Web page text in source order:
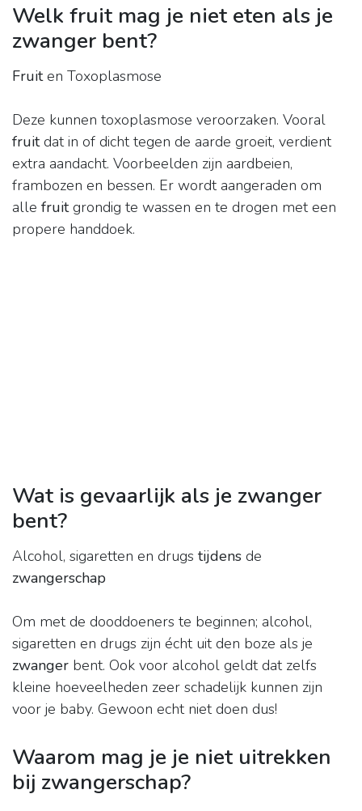
Welk fruit mag je niet eten als je
zwanger bent?
Fruiten Toxoplasmose
Deze kunnen toxoplasmose veroorzaken. Vooral
fruitdat in of dicht tegen de aarde groeit, verdient
extra aandacht. Voorbeelden zijn aardbeien,
frambozen en bessen. Er wordt aangeraden om
alle fruitgrondig te wassen en te drogen met een
propere handdoek.
Wat is gevaarlijk als je zwanger
bent?
Alcohol, sigaretten en drugs tijdens de
zwangerschap
Om met de dooddoeners te beginnen; alcohol,
sigaretten en drugs zijn écht uit den boze als je
zwanger bent. Ook voor alcohol geldt dat zelfs
kleine hoeveelheden zeer schadelijk kunnen zijn
voor je baby. Gewoon echt niet doen dus!
Waarom mag je je niet uitrekken
bij zwangerschap?